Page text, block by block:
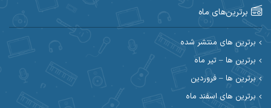
احسان امیدوار
احسان حیدری احسان دریادل
احسان رمضانی احسان علیانی
احسان کریمی احسان کمری
برترین‌های ماه
برترین های منتشر شده
برترین ها – تیر ماه
برترین ها – فروردین
برترین های اسفند ماه